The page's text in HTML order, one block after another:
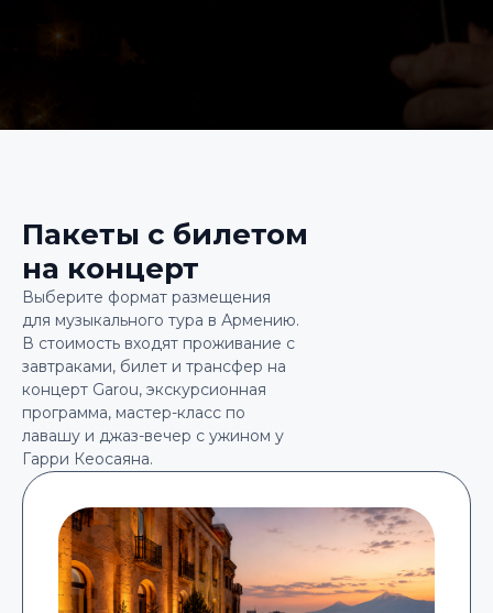
Пакеты с билетом
на концерт
Выберите формат размещения
для музыкального тура в Армению.
В стоимость входят проживание с
завтраками, билет и трансфер на
концерт Garou, экскурсионная
программа, мастер-класс по
лавашу и джаз-вечер с ужином у
Гарри Кеосаяна.